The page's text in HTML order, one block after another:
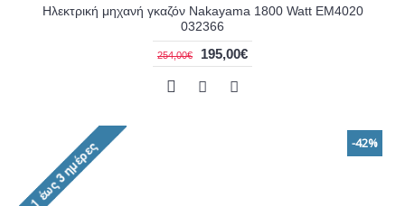
Ηλεκτρική μηχανή γκαζόν Nakayama 1800 Watt EM4020
032366
254,00€ 195,00€
-42%